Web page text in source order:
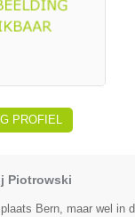
PROFIEL
Piotrowski
Bern, maar wel in